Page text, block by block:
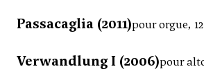
Passacaglia (2011)pour orgue,
Verwandlung I (2006)pour